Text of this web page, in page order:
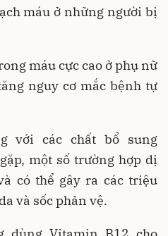
máu ở những người bị
máu cực cao ở phụ nữ
nguy cơ mắc bệnh tự
với các chất bổ sung
một số trường hợp dị
có thể gây ra các triệu
và sốc phản vệ.